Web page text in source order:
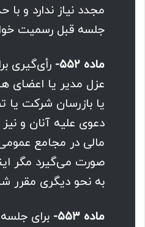
مجدد نیاز ندارد و با
جلسه قبل رسمیت
ماده ۵۵۲-
رأی‌گیری
عزل مدیر یا اعضای
یا بازرسان شرکت یا
دعوی علیه آنان و
مالی در مجامع
صورت می‌گیرد مگر
به نحو دیگری مقرر
ماده ۵۵۳-
برای